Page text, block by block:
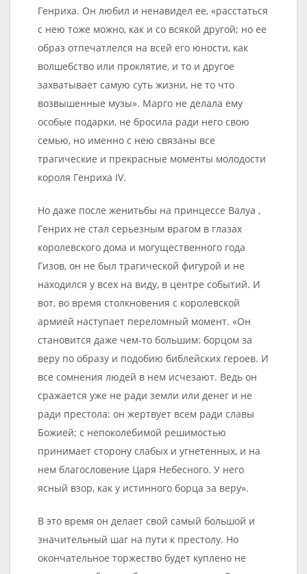
Генриха. Он любил и ненавидел ее, «расстаться
с нею тоже можно, как и со всякой другой; но ее
образ отпечатлелся на всей его юности, как
волшебство или проклятие, и то и другое
захватывает самую суть жизни, не то что
возвышенные музы». Марго не делала ему
особые подарки, не бросила ради него свою
семью, но именно с нею связаны все
трагические и прекрасные моменты молодости
короля Генриха IV.
Но даже после женитьбы на принцессе Валуа ,
Генрих не стал серьезным врагом в глазах
королевского дома и могущественного года
Гизов, он не был трагической фигурой и не
находился у всех на виду, в центре событий. И
вот, во время столкновения с королевской
армией наступает переломный момент. «Он
становится даже чем-то большим: борцом за
веру по образу и подобию библейских героев. И
все сомнения людей в нем исчезают. Ведь он
сражается уже не ради земли или денег и не
ради престола: он жертвует всем ради славы
Божией; с непоколебимой решимостью
принимает сторону слабых и угнетенных, и на
нем благословение Царя Небесного. У него
ясный взор, как у истинного борца за веру».
В это время он делает свой самый большой и
значительный шаг на пути к престолу. Но
окончательное торжество будет куплено не